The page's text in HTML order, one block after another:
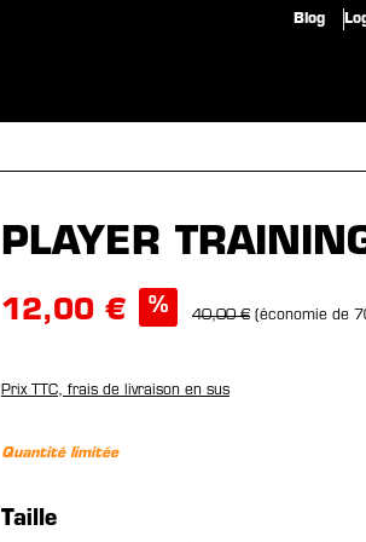
Blog
PLAYER
12,00 € % 40,00 € (économie de
Prix TTC, frais de livraison en sus
Quantité limitée
Sélectionnez
Taille